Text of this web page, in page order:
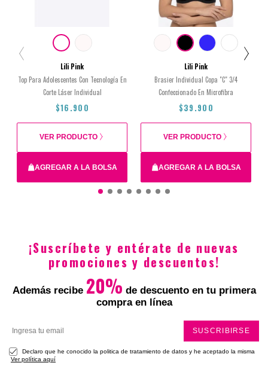
Lili Pink
Top Para Adolescentes Con Tecnología En
Corte Láser Individual
$16.900
AGREGAR A LA BOLSA
VER PRODUCTO
$16.900
Lili Pink
Brasier Individual Copa "C" 3/4
Confeccionado En Microfibra
$39.900
AGREGAR A LA BOLSA
VER PRODUCTO
$39.900
¡Suscríbete y entérate de nuevas
promociones y descuentos!
Además recibe 20% de descuento en tu primera
compra en línea
SUSCRIBIRSE
Declaro que he conocido la politica de tratamiento de datos y he aceptado la misma
Ver política aquí